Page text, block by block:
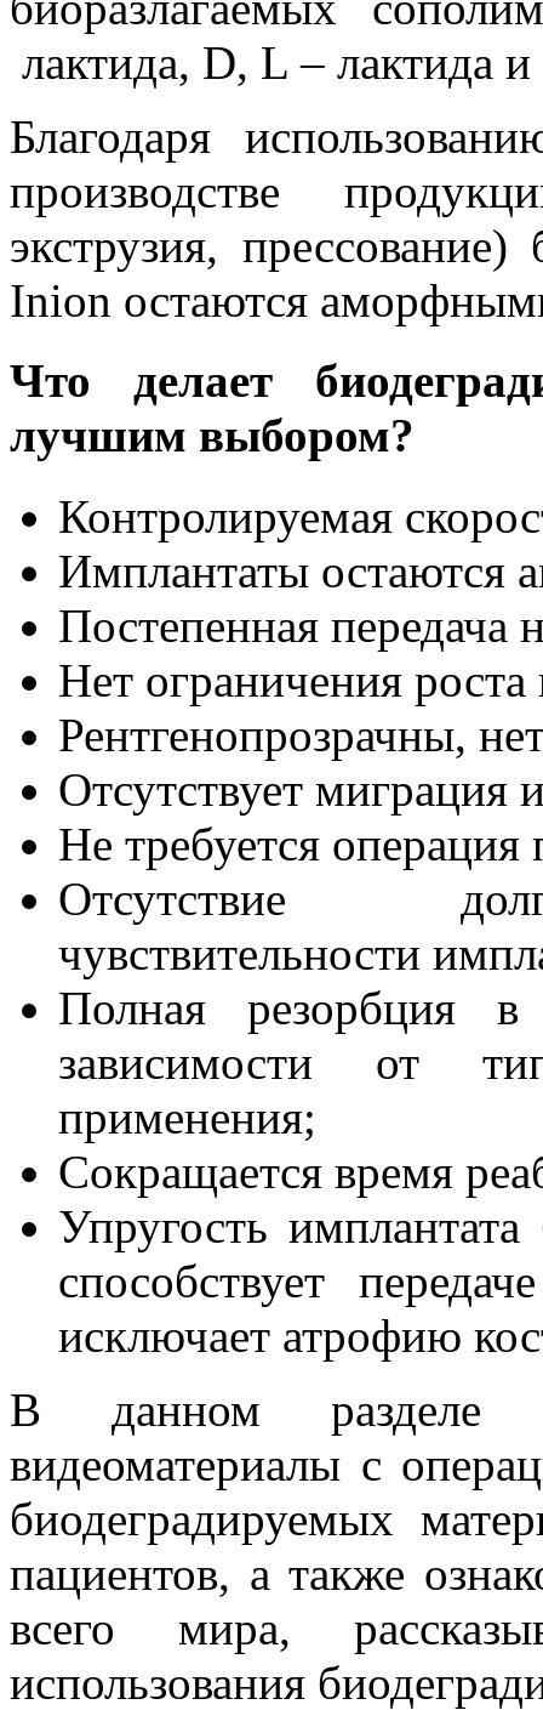
лактида, D, L – лактида
Благодаря
производстве
экструзия,
Inion остаются
Что делает
лучшим выбором?
Контролируемая
Имплантаты остаются
Постепенная передача
Нет ограничения роста
Рентгенопрозрачны,
Отсутствует миграция
Не требуется
Отсутствие
чувствительности
Полная
зависимости от
применения;
Сокращается время
Упругость
способствует
исключает атрофию
В данном разделе
видеоматериалы с
биодеградируемых
пациентов, а также
всего мира,
использования